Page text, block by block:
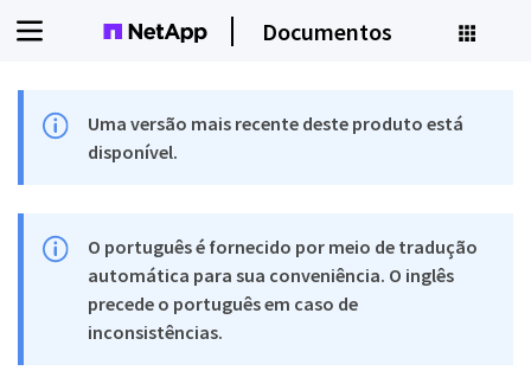
Documentos
Uma versão mais recente deste produto está
disponível.
O português é fornecido por meio de tradução
automática para sua conveniência. O inglês
precede o português em caso de
inconsistências.